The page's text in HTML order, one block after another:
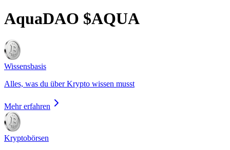
AquaDAO $AQUA
Wissensbasis
Alles, was du über Krypto wissen musst
Mehr erfahren
Kryptobörsen